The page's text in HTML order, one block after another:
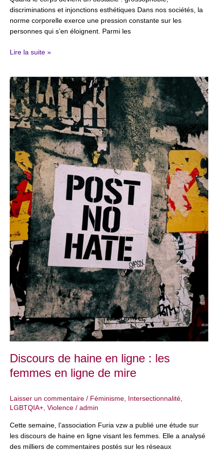
discriminations et injonctions esthétiques Dans nos sociétés, la
norme corporelle exerce une pression constante sur les
personnes qui s’en éloignent. Parmi les
Lire la suite »
Discours de haine en ligne : les
femmes en ligne de mire
Laisser un commentaire / Féminisme Intersectionnalité
LGBTQIA+ Violence / admin
Cette semaine, l’association Furia vzw a publié une étude sur
les discours de haine en ligne visant les femmes. Elle a analysé
des milliers de commentaires postés sur les réseaux
Discours
de
haine
en
ligne
:
les
femmes
en
ligne
de
mire